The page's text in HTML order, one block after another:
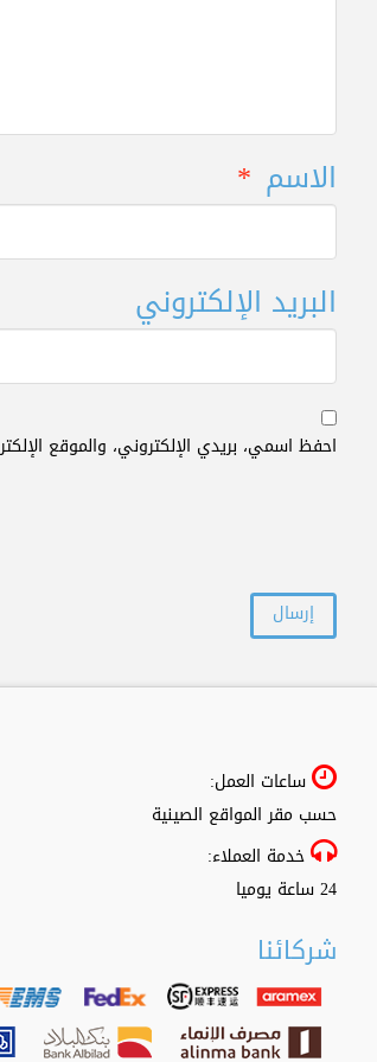
الاسم *
البريد الإلكتروني
احفظ اسمي، بريدي الإلكتروني، والموقع
ساعات العمل:
حسب مقر المواقع الصينية
خدمة العملاء:
24 ساعة يوميا
شركائنا